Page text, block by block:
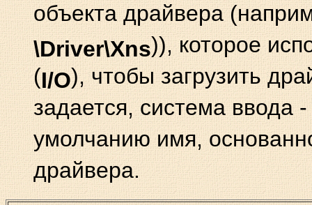
объекта драйвера
\Driver\Xns)), которое
(I/O), чтобы загрузить
задается, система ввода
умолчанию имя,
драйвера.